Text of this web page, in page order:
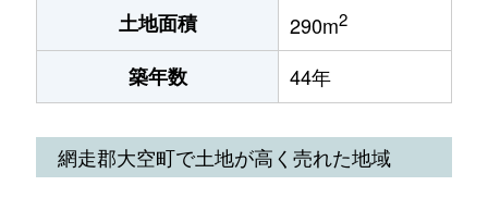
土地面積 290m2
築年数 44年
網走郡大空町で土地が高く売れた地域